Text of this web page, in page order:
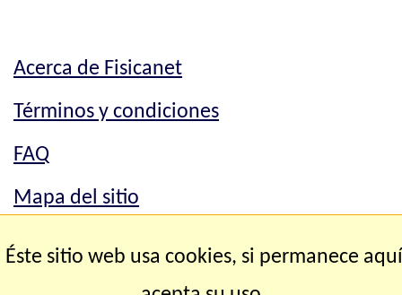
Acerca de Fisicanet
Términos y condiciones
FAQ
Mapa del sitio
Mapa del sitio
Éste sitio web usa cookies, si permanece aquí